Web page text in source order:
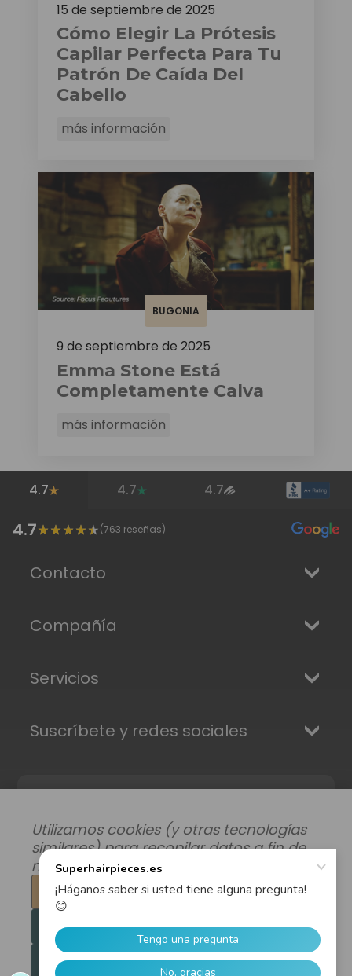
15 de septiembre de 2025
Cómo Elegir La Prótesis
Capilar Perfecta Para Tu
Patrón De Caída Del
Cabello
más información
BUGONIA
9 de septiembre de 2025
Emma Stone Está
Completamente Calva
más información
4.7 4.7 4.7
4.7 (763 reseñas)
Contacto
Compañía
Servicios
Suscríbete y redes sociales
© 2026 Superhairpieces.es
Envíos, Devoluciones y Garantía | Privacidad |
Términos y condiciones
Utilizamos cookies (y otras tecnologías
similares) para recopilar datos a fin de
mejorar su experiencia de compra.
Configuración
Rechazar todo
Aceptar todas las cookies